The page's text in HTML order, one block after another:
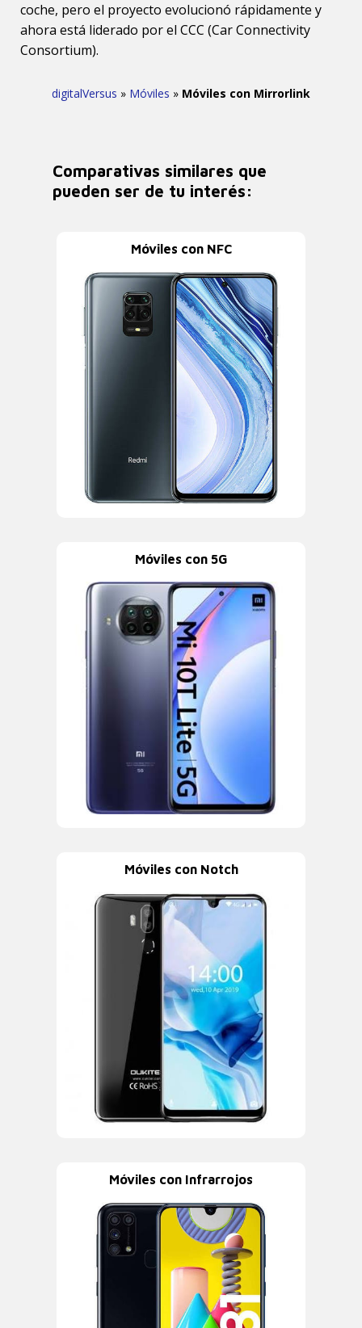
coche, pero el proyecto evolucionó rápidamente y
ahora está liderado por el CCC (Car Connectivity
Consortium).
digitalVersus » Móviles » Móviles con Mirrorlink
Comparativas similares que
pueden ser de tu interés:
Móviles con NFC
Móviles con 5G
Móviles con Notch
Móviles con Infrarrojos